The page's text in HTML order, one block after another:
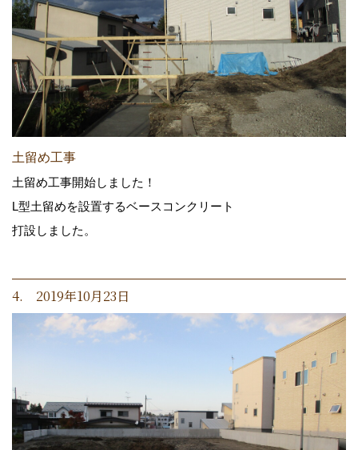
土留め工事
土留め工事開始しました！
L型土留めを設置するベースコンクリート
打設しました。
4. 2019年10月23日